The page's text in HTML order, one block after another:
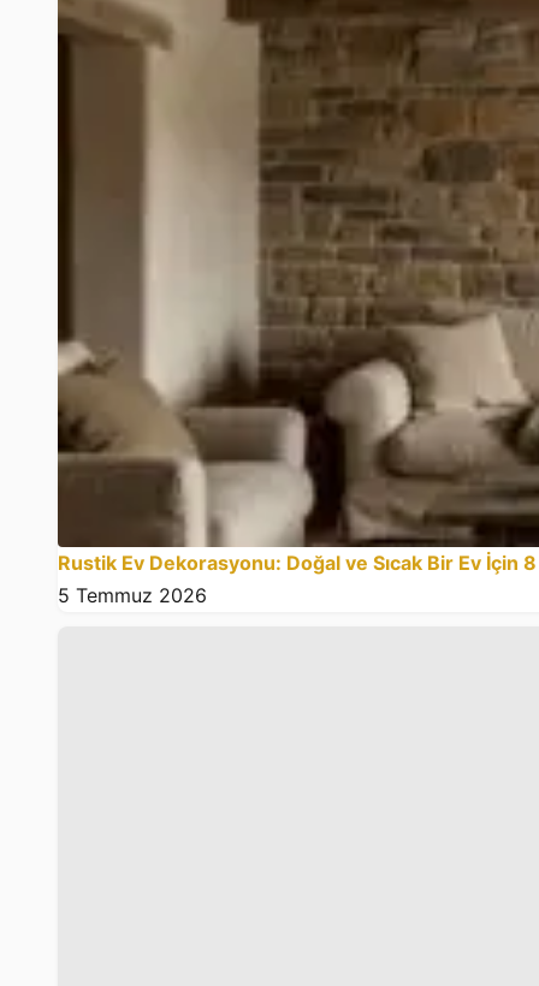
Rustik Ev Dekorasyonu: Doğal ve Sıcak Bir Ev İçin
5 Temmuz 2026